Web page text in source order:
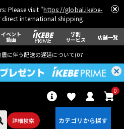
Please visit "https://global.ikebe-
direct international shipping.
イベント
動画
学割
サービス 店舗一覧
震に伴う配送の遅延について(07月29日
詳細検索
0